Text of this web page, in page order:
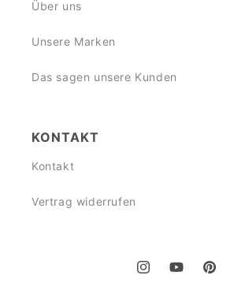
Über uns
Unsere Marken
Das sagen unsere Kunden
KONTAKT
Kontakt
Vertrag widerrufen
InstagramYouTubePinterest